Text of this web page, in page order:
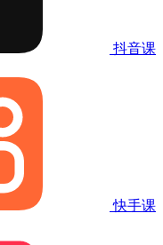
抖音课
快手课